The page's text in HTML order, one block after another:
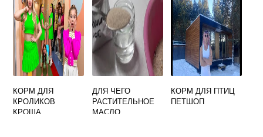
КОРМ ДЛЯ
КРОЛИКОВ
КРОША
ДЛЯ ЧЕГО
РАСТИТЕЛЬНОЕ
МАСЛО
КОРМ ДЛЯ ПТИЦ
ПЕТШОП